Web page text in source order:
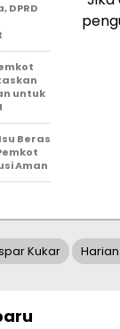
DPRD
untuk
Beras
Aman
Kukar